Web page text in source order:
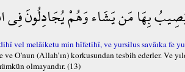
بِهَا مَن يَشَاء وَهُمْ يُجَادِلُونَ فِي
vel melâiketu min hîfetihî, ve yursilus savâıka
O'nun (Allah’ın) korkusundan tesbih ederler. Ve
olmayandır. (13)